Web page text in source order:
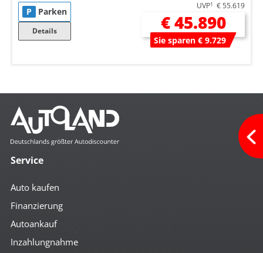
P Parken
Details
UVP1 € 55.619
€ 45.890
Sie sparen € 9.729
Service
Auto kaufen
Finanzierung
Autoankauf
Inzahlungnahme